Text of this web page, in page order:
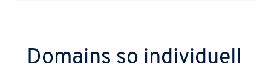
Domains so individuell